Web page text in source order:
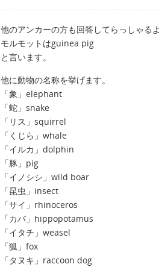
他のアンカーの方も回答してらっしゃる
モルモットはguinea pig
と言います。
他に動物の名称を挙げます。
「象」elephant
「蛇」snake
「リス」squirrel
「くじら」whale
「イルカ」dolphin
「豚」pig
「イノシシ」wild boar
「昆虫」insect
「サイ」rhinoceros
「カバ」hippopotamus
「イタチ」weasel
「狐」fox
「タヌキ」raccoon dog